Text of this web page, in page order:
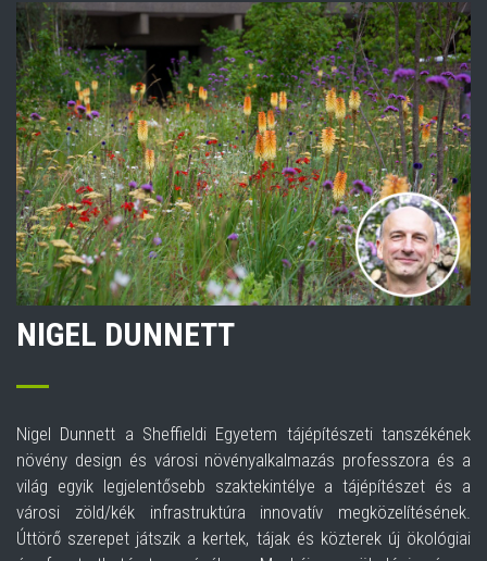
NIGEL DUNNETT
Nigel Dunnett a Sheffieldi Egyetem tájépítészeti tanszékének
növény design és városi növényalkalmazás professzora és a
világ egyik legjelentősebb szaktekintélye a tájépítészet és a
városi zöld/kék infrastruktúra innovatív megközelítésének.
Úttörő szerepet játszik a kertek, tájak és közterek új ökológiai